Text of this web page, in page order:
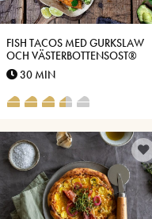
FISH TACOS MED GURKSLAW
OCH VÄSTERBOTTENSOST®
30 MIN